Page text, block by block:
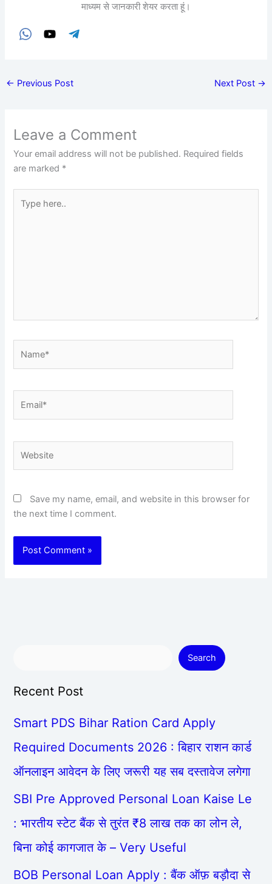
माध्यम से जानकारी शेयर करता हूं।
← Previous Post Next Post →
Leave a Comment
Your email address will not be published. Required fields
are marked *
here..
Save my name, email, and website in this browser for
the next time I comment.
Search
Recent Post
Smart PDS Bihar Ration Card Apply
Required Documents 2026 : बिहार राशन कार्ड
ऑनलाइन आवेदन के लिए जरूरी यह सब दस्तावेज लगेगा
SBI Pre Approved Personal Loan Kaise Le
: भारतीय स्टेट बैंक से तुरंत ₹8 लाख तक का लोन ले,
बिना कोई कागजात के – Very Useful
BOB Personal Loan Apply : बैंक ऑफ़ बड़ौदा से